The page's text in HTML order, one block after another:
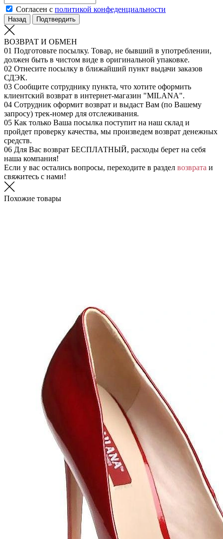
Согласен с политикой конфеденциальности
Назад Подтвердить
ВОЗВРАТ И ОБМЕН
01 Подготовьте посылку. Товар, не бывший в употреблении,
должен быть в чистом виде в оригинальной упаковке.
02 Отнесите посылку в ближайший пункт выдачи заказов
СДЭК.
03 Сообщите сотруднику пункта, что хотите оформить
клиентский возврат в интернет-магазин "MILANA".
04 Сотрудник оформит возврат и выдаст Вам (по Вашему
запросу) трек-номер для отслеживания.
05 Как только Ваша посылка поступит на наш склад и
пройдет проверку качества, мы произведем возврат денежных
средств.
06 Для Вас возврат БЕСПЛАТНЫЙ, расходы берет на себя
наша компания!
Если у вас остались вопросы, переходите в раздел возврата и
свяжитесь с нами!
Похожие товары